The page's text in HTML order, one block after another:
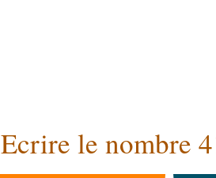
Ecrire le nombre